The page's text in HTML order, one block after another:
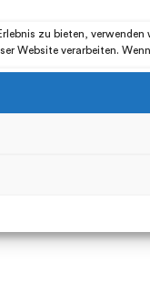
zu bieten,
Website verarbeiten.